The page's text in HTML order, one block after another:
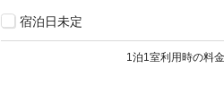
宿泊日未定
1 泊1室利用時の料金